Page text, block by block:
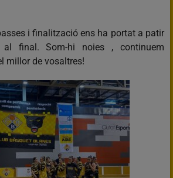
i finalització ens ha portat a patir
final. Som-hi noies , continuem
millor de vosaltres!